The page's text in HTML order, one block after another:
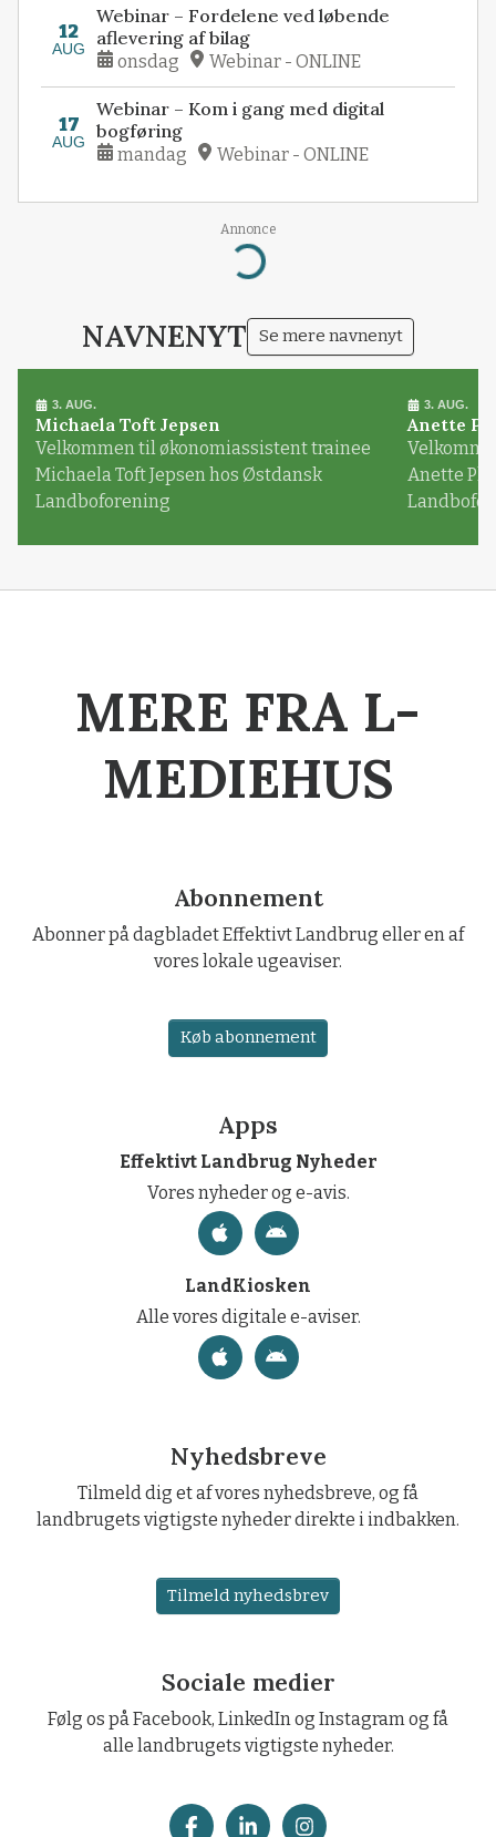
12
AUG
Webinar – Fordelene ved løbende
aflevering af bilag
onsdag Webinar - ONLINE
17
AUG
Webinar – Kom i gang med digital
bogføring
mandag Webinar - ONLINE
Annonce
Loading...
NAVNENYT Se mere navnenyt
3. AUG.
Michaela Toft Jepsen
Velkommen til økonomiassistent trainee
Michaela Toft Jepsen hos Østdansk
Landboforening
3. AUG.
Anette
Anette
MERE FRA L-
MEDIEHUS
Abonnement
Abonner på dagbladet Effektivt Landbrug eller en af
vores lokale ugeaviser.
Køb abonnement
Apps
Effektivt Landbrug Nyheder
Vores nyheder og e-avis.
LandKiosken
Alle vores digitale e-aviser.
Nyhedsbreve
Tilmeld dig et af vores nyhedsbreve, og få
landbrugets vigtigste nyheder direkte i indbakken.
Tilmeld nyhedsbrev
Sociale medier
Følg os på Facebook, LinkedIn og Instagram og få
alle landbrugets vigtigste nyheder.